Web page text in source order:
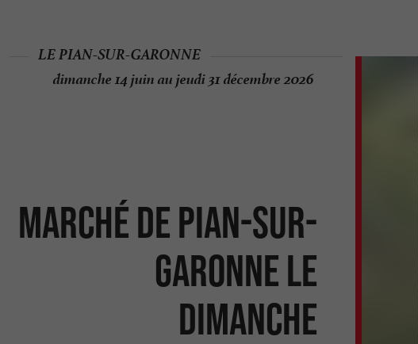
Marché de Pian-sur-
Garonne le
dimanche
LE PIAN-SUR-GARONNE
dimanche 14 juin au jeudi 31 décembre 2026